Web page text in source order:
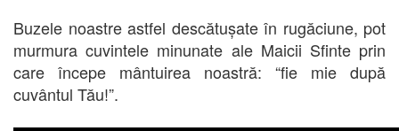
Buzele noastre astfel descătușate în rugăciune, pot
murmura cuvintele minunate ale Maicii Sfinte prin
care începe mântuirea noastră: “fie mie după
cuvântul Tău!”.